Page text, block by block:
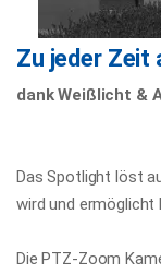
Zu jeder Zeit
dank Weißlicht &
Das Spotlight löst
wird und ermöglicht
Die PTZ-Zoom